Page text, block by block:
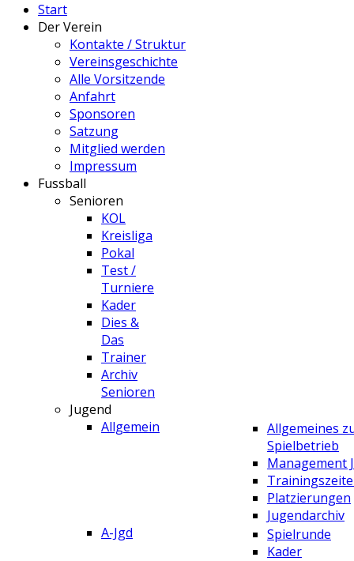
Start
Der Verein
Kontakte / Struktur
Vereinsgeschichte
Alle Vorsitzende
Anfahrt
Sponsoren
Satzung
Mitglied werden
Impressum
Fussball
Senioren
KOL
Kreisliga
Pokal
Test /
Turniere
Kader
Dies &
Das
Trainer
Archiv
Senioren
Jugend
Allgemein
Allgemeines
Spielbetrieb
Management
Platzierungen
Jugendarchiv
A-Jgd
Spielrunde
Kader